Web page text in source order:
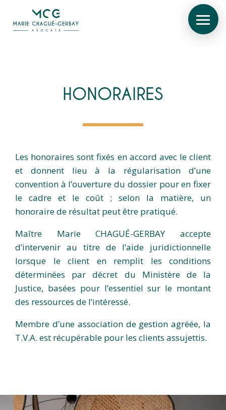
HONORAIRES
Les honoraires sont fixés en accord avec le client
et donnent lieu à la régularisation d’une
convention à l’ouverture du dossier pour en fixer
le cadre et le coût ; selon la matière, un
honoraire de résultat peut être pratiqué.
Maître Marie CHAGUÉ-GERBAY accepte
d’intervenir au titre de l’aide juridictionnelle
lorsque le client en remplit les conditions
déterminées par décret du Ministère de la
Justice, basées pour l’essentiel sur le montant
des ressources de l’intéressé.
Membre d’une association de gestion agréée, la
T.V.A. est récupérable pour les clients assujettis.